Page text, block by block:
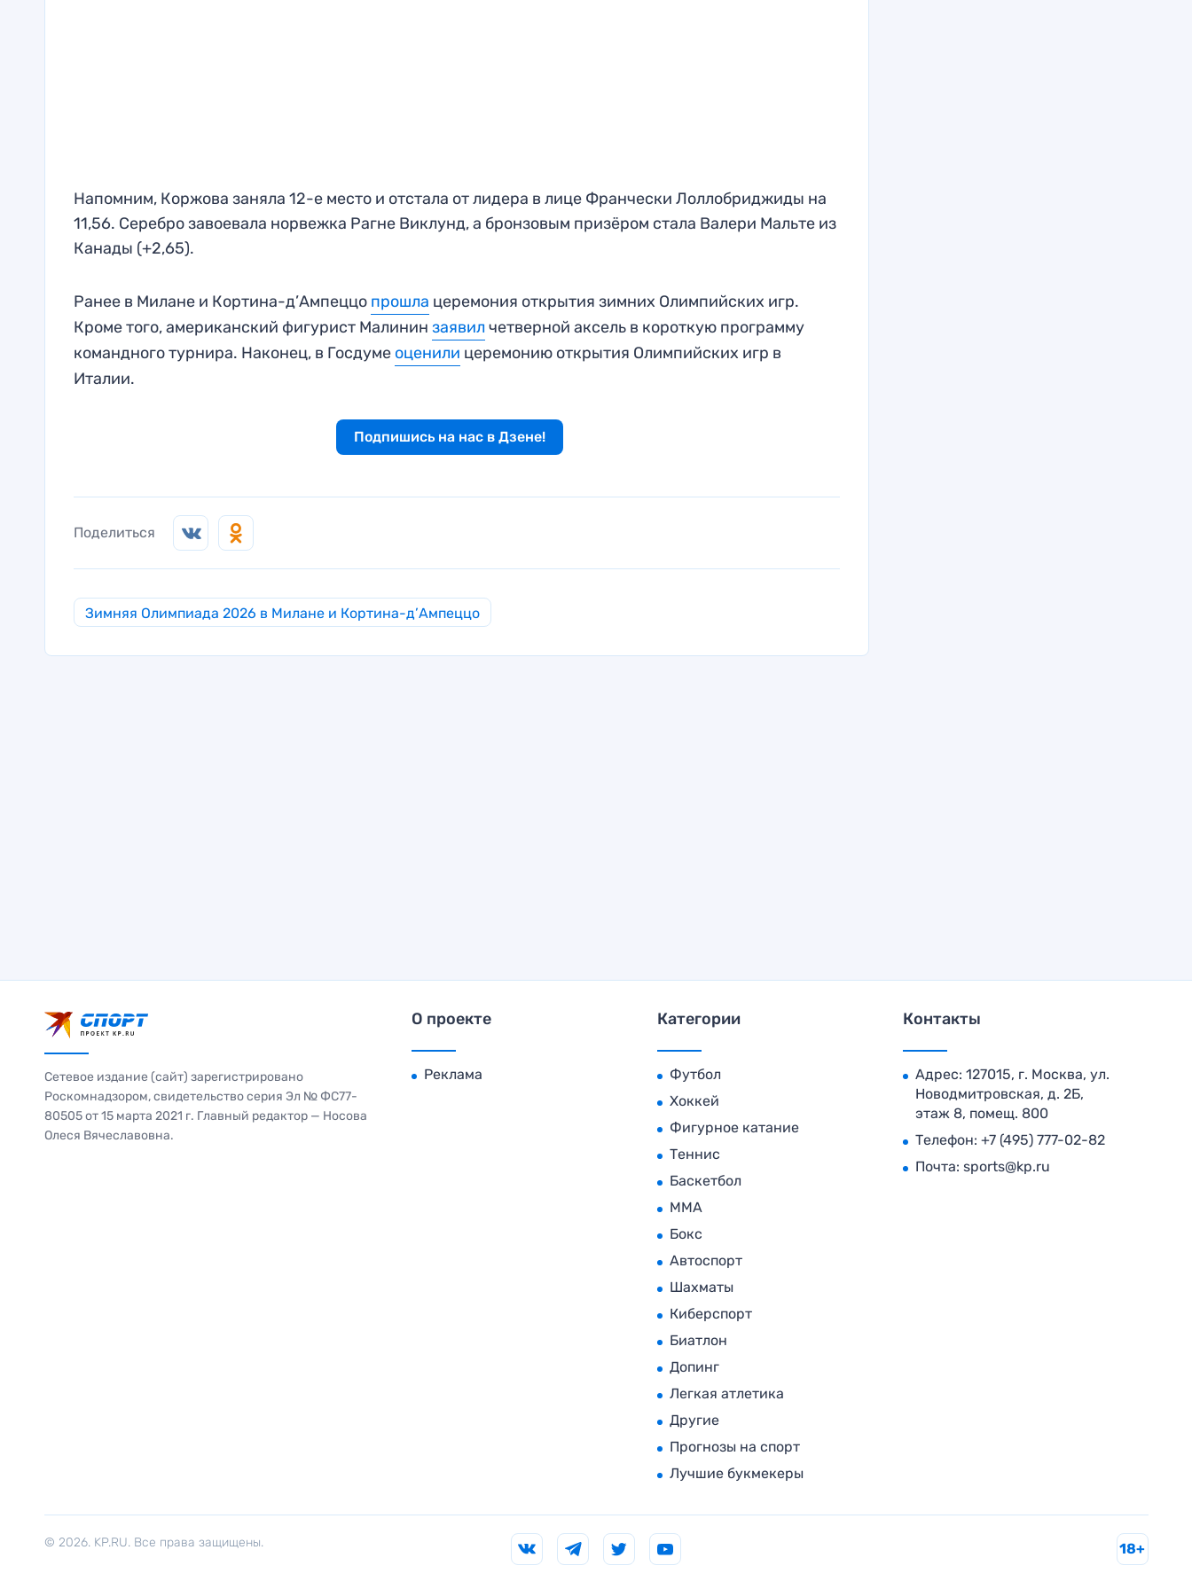
Напомним, Коржова заняла 12-е место и отстала от лидера в лице Франчески Лоллобриджиды на
11,56. Серебро завоевала норвежка Рагне Виклунд, а бронзовым призёром стала Валери Мальте из
Канады (+2,65).
Ранее в Милане и Кортина-д’Ампеццо прошла церемония открытия зимних Олимпийских игр.
Кроме того, американский фигурист Малинин заявилчетверной аксель в короткую программу
командного турнира. Наконец, в Госдуме оценили церемонию открытия Олимпийских игр в
Италии.
Подпишись на нас в Дзене!
Поделиться
Зимняя Олимпиада 2026 в Милане и Кортина-д’Ампеццо
Сетевое издание (сайт) зарегистрировано
Роскомнадзором, свидетельство серия Эл № ФС77-
80505 от 15 марта 2021 г. Главный редактор — Носова
Олеся Вячеславовна.
О проекте
Реклама
Категории
Футбол
Хоккей
Фигурное катание
Теннис
Баскетбол
MMA
Бокс
Автоспорт
Шахматы
Киберспорт
Биатлон
Допинг
Легкая атлетика
Другие
Прогнозы на спорт
Лучшие букмекеры
Контакты
Адрес: 127015, г. Москва, ул.
Новодмитровская, д. 2Б,
этаж 8, помещ. 800
Телефон: +7 (495) 777-02-82
Почта: sports@kp.ru
© 2026. KP.RU. Все права защищены. 18+